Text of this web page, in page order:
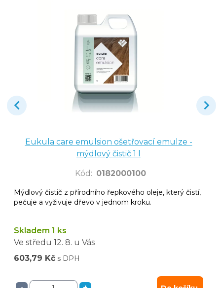
Eukula care emulsion ošetřovací emulze -
mýdlový čistič 1 l
Kód : 0182000100
Mýdlový čistič z přírodního řepkového oleje, který čistí,
pečuje a vyživuje dřevo v jednom kroku.
Skladem 1 ks
Ve středu 12. 8. u Vás
603,79 Kč s DPH